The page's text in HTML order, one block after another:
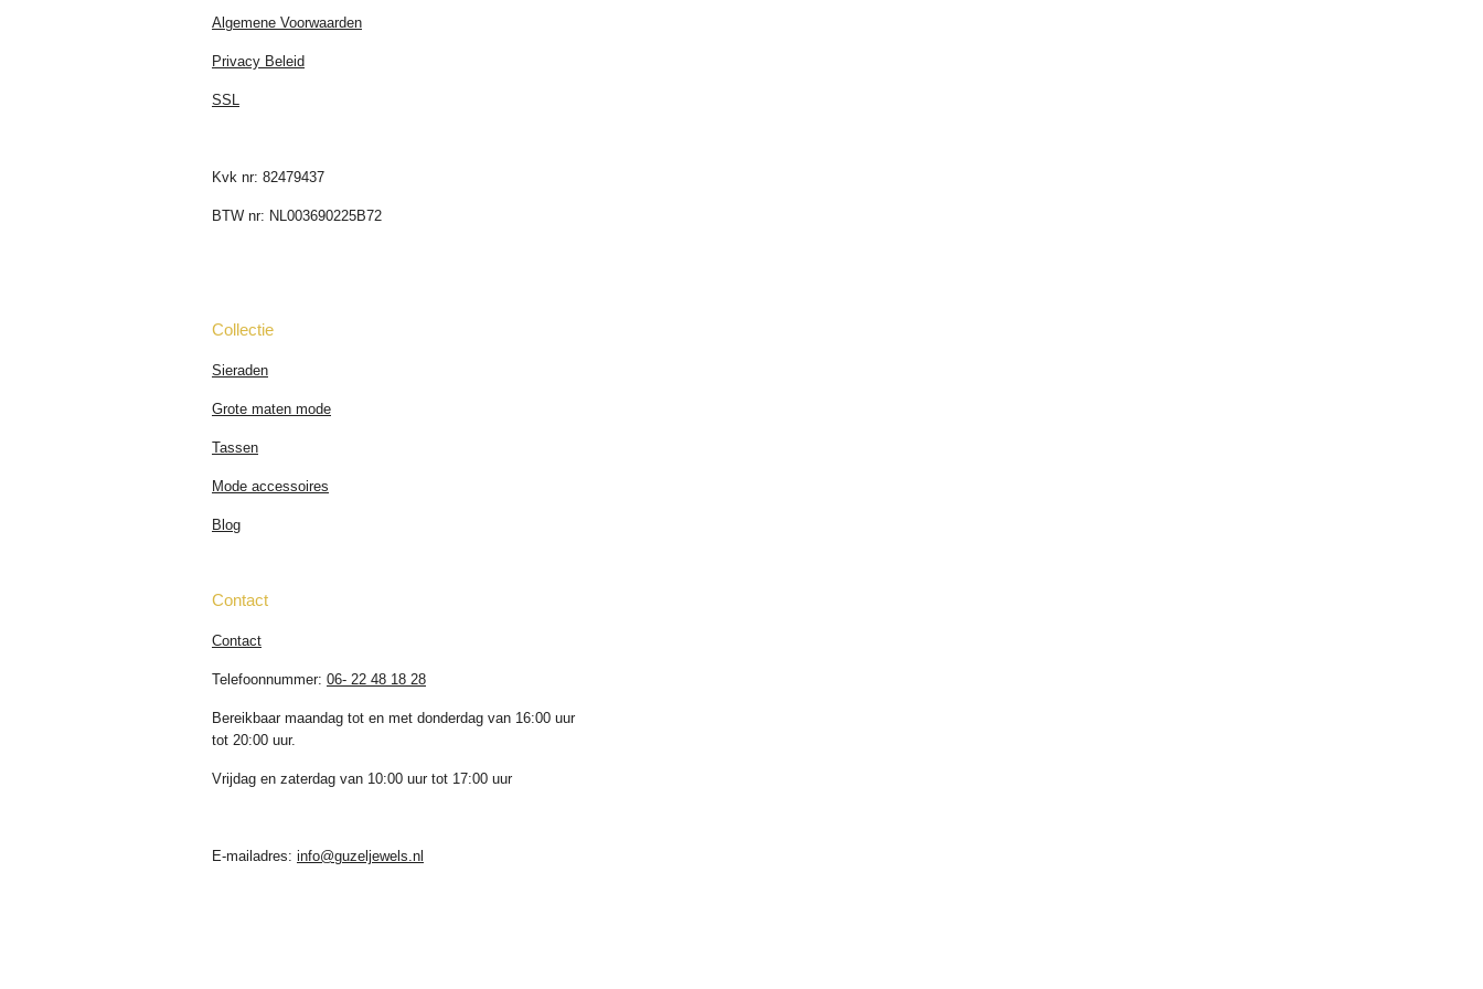
Algemene Voorwaarden
Privacy Beleid
SSL
Kvk nr: 82479437
BTW nr: NL003690225B72
Collectie
Sieraden
Grote maten mode
Tassen
Mode accessoires
Blog
Contact
Contact
Telefoonnummer: 06- 22 48 18 28
Bereikbaar maandag tot en met donderdag van 16:00 uur
tot 20:00 uur.
Vrijdag en zaterdag van 10:00 uur tot 17:00 uur
E-mailadres: info@guzeljewels.nl